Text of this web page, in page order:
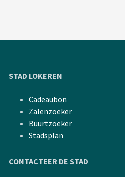
STAD LOKEREN
Cadeaubon
Zalenzoeker
Buurtzoeker
Stadsplan
CONTACTEER DE STAD